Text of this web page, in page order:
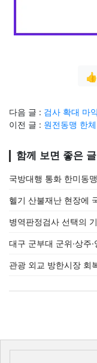
다음 글 : 검사 확대 마
이전 글 : 원전동맹 한
함께 보면 좋은 글
국방대행 통화 한미동
헬기 산불재난 현장에
병역판정검사 선택의
대구 군부대 군위·상주
관광 외교 방한시장 회